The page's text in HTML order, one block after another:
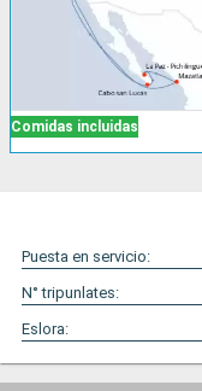
Comidas incluidas
Puesta en servicio:
N° tripunlates:
Eslora: